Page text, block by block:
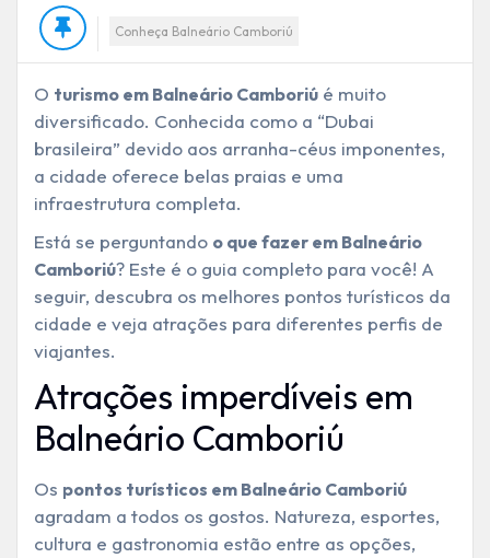
Conheça Balneário Camboriú
O turismo em Balneário Camboriú é muito
diversificado. Conhecida como a “Dubai
brasileira” devido aos arranha-céus imponentes,
a cidade oferece belas praias e uma
infraestrutura completa.
Está se perguntando o que fazer em Balneário
Camboriú? Este é o guia completo para você! A
seguir, descubra os melhores pontos turísticos da
cidade e veja atrações para diferentes perfis de
viajantes.
Atrações imperdíveis em
Balneário Camboriú
Os pontos turísticos em Balneário Camboriú
agradam a todos os gostos. Natureza, esportes,
cultura e gastronomia estão entre as opções,